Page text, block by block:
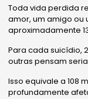
Toda vida perdida
amor, um amigo ou
aproximadamente
Para cada suicídio,
outras pensam
Isso equivale a 108
profundamente